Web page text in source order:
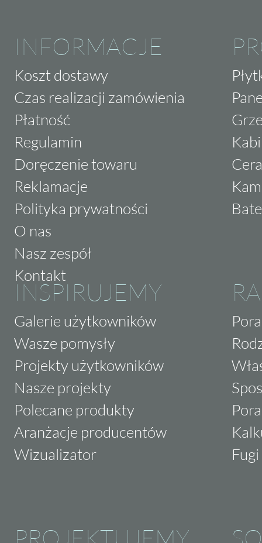
INFORMACJE
Koszt dostawy
Czas realizacji zamówienia
Płatność
Regulamin
Doręczenie towaru
Reklamacje
Polityka prywatności
O nas
Nasz zespół
Kontakt
INSPIRUJEMY
Galerie użytkowników
Wasze pomysły
Projekty użytkowników
Nasze projekty
Polecane produkty
Aranżacje producentów
Wizualizator
PROJEKTUJEMY